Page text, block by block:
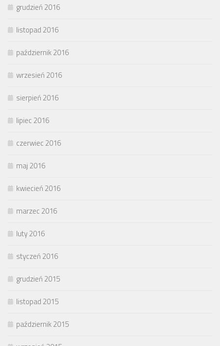
grudzień 2016
listopad 2016
październik 2016
wrzesień 2016
sierpień 2016
lipiec 2016
czerwiec 2016
maj 2016
kwiecień 2016
marzec 2016
luty 2016
styczeń 2016
grudzień 2015
listopad 2015
październik 2015